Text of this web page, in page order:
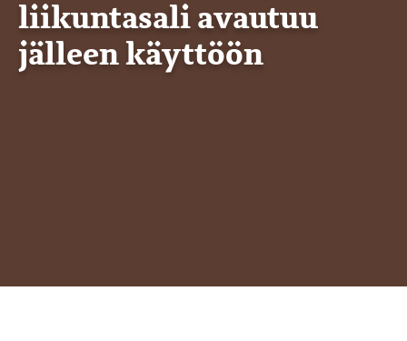
liikuntasali avautuu
jälleen käyttöön